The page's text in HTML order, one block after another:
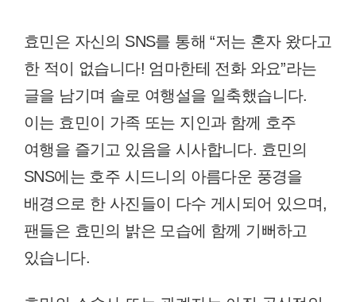
효민은 자신의 SNS를 통해 “저는 혼자 왔다고
한 적이 없습니다! 엄마한테 전화 와요”라는
글을 남기며 솔로 여행설을 일축했습니다.
이는 효민이 가족 또는 지인과 함께 호주
여행을 즐기고 있음을 시사합니다. 효민의
SNS에는 호주 시드니의 아름다운 풍경을
배경으로 한 사진들이 다수 게시되어 있으며,
팬들은 효민의 밝은 모습에 함께 기뻐하고
있습니다.